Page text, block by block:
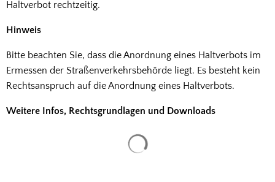
Haltverbot rechtzeitig.
Hinweis
Bitte beachten Sie, dass die Anordnung eines Haltverbots im
Ermessen der Straßenverkehrsbehörde liegt. Es besteht kein
Rechtsanspruch auf die Anordnung eines Haltverbots.
Weitere Infos, Rechtsgrundlagen und Downloads